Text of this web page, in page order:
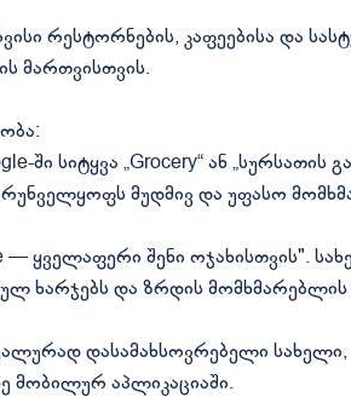
რესტორნების, კაფეებისა და
მართვისთვის.
სიტყვა „Grocery“ ან „სურსათის
მუდმივ და უფასო
— ყველაფერი შენი ოჯახისთვის".
ხარჯებს და ზრდის
დასამახსოვრებელი
მობილურ აპლიკაციაში.